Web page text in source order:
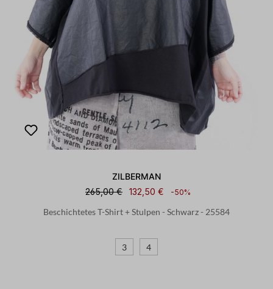
ZILBERMAN
265,00 €
132,50 € -50%
Beschichtetes T-Shirt + Stulpen - Schwarz - 25584
3 4